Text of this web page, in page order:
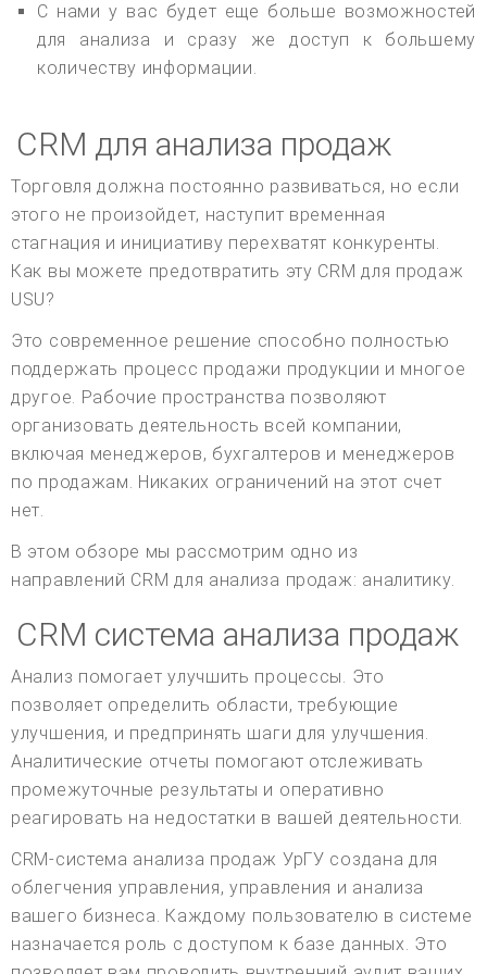
С нами у вас будет еще больше возможностей
для анализа и сразу же доступ к большему
количеству информации.
CRM для анализа продаж
Торговля должна постоянно развиваться, но если
этого не произойдет, наступит временная
стагнация и инициативу перехватят конкуренты.
Как вы можете предотвратить эту CRM для продаж
USU?
Это современное решение способно полностью
поддержать процесс продажи продукции и многое
другое. Рабочие пространства позволяют
организовать деятельность всей компании,
включая менеджеров, бухгалтеров и менеджеров
по продажам. Никаких ограничений на этот счет
нет.
В этом обзоре мы рассмотрим одно из
направлений CRM для анализа продаж: аналитику.
CRM система анализа продаж
Анализ помогает улучшить процессы. Это
позволяет определить области, требующие
улучшения, и предпринять шаги для улучшения.
Аналитические отчеты помогают отслеживать
промежуточные результаты и оперативно
реагировать на недостатки в вашей деятельности.
CRM-система анализа продаж УрГУ создана для
облегчения управления, управления и анализа
вашего бизнеса. Каждому пользователю в системе
назначается роль с доступом к базе данных. Это